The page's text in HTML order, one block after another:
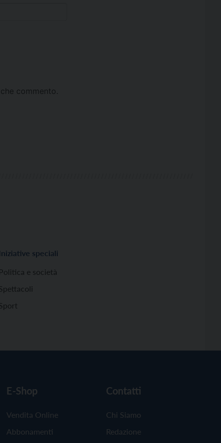
commento.
Iniziative speciali
Politica e società
E-Shop
Vendita Online
Abbonamenti
Contatti
Chi Siamo
Redazione